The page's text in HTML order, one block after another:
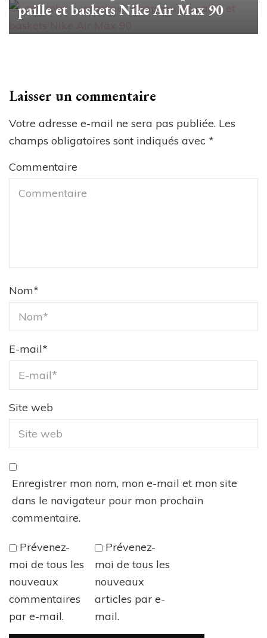
paille et baskets Nike Air Max 90
Laisser un commentaire
Votre adresse e-mail ne sera pas publiée. Les
champs obligatoires sont indiqués avec *
Commentaire
Nom*
E-mail*
Site web
Enregistrer mon nom, mon e-mail et mon site
dans le navigateur pour mon prochain
commentaire.
Prévenez-
moi de tous les
nouveaux
commentaires
par e-mail.
Prévenez-
moi de tous les
nouveaux
articles par e-
mail.